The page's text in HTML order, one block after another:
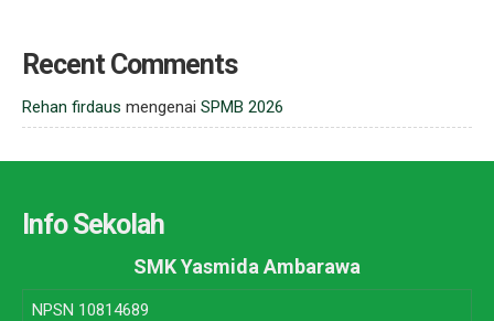
Recent Comments
Rehan firdaus mengenai SPMB 2026
Info Sekolah
SMK Yasmida Ambarawa
NPSN 10814689